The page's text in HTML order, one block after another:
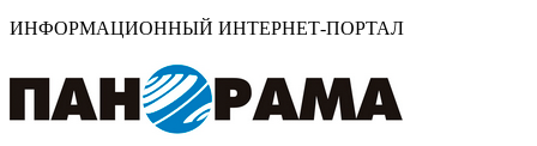
ИНФОРМАЦИОННЫЙ ИНТЕРНЕТ-ПОРТАЛ